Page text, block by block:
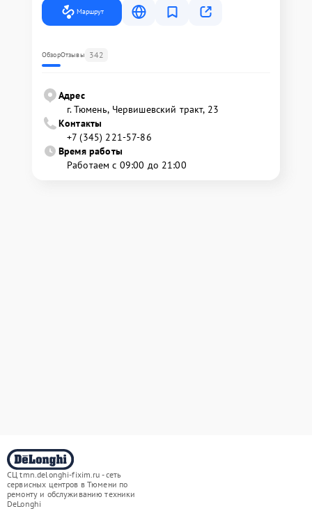
Маршрут
ОбзорОтзывы 342
Адрес
г. Тюмень, ​Червишевский тракт, 23
Контакты
+7 (345) 221-57-86
Время работы
Работаем с 09:00 до 21:00
СЦ tmn.delonghi-fixim.ru - сеть
сервисных центров в Тюмени по
ремонту и обслуживанию техники
DeLonghi